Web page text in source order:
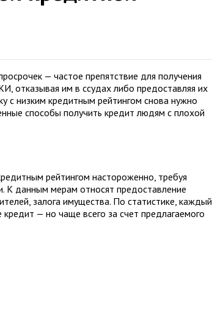
— частое препятствие для получения
отказывая им в ссудах либо предоставляя их
с низким кредитным рейтингом снова нужно
способы получить кредит людям с плохой
рейтингом настороженно, требуя
К данным мерам относят предоставление
залога имущества. По статистике, каждый
— но чаще всего за счет предлагаемого